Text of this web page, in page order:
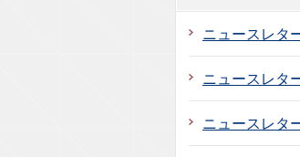
ニュースレタ
ニュースレタ
ニュースレタ